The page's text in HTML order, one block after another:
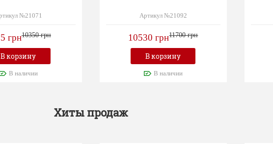
№21071
грн10350 грн
В корзину
В наличии
Артикул №21092
10530 грн11700 грн
В корзину
В наличии
Хиты продаж